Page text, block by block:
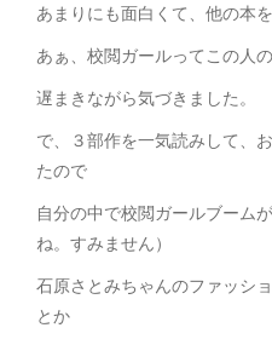
あまりにも面白くて、他の本
あぁ、校閲ガールってこの人
遅まきながら気づきました。
で、３部作を一気読みして、
たので
自分の中で校閲ガールブーム
ね。すみません）
石原さとみちゃんのファッシ
とか